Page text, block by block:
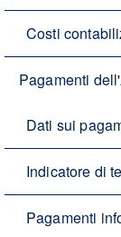
Costi
Pagamenti
Dati sui
Indicatore di
Pagamenti